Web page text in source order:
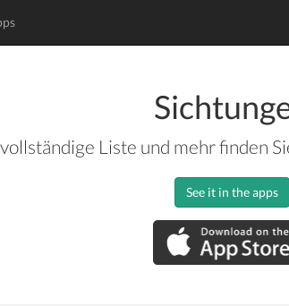
Liste und mehr finden
See it in the apps